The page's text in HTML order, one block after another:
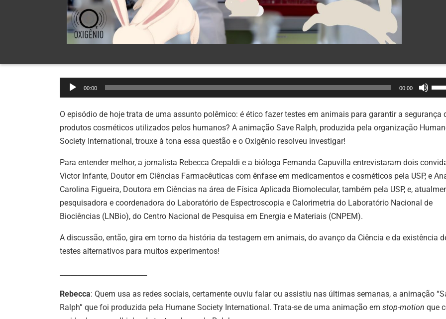
Tocador
de
áudio
00:00 00:00
Use
as
O episódio de hoje trata de uma assunto polêmico: é ético fazer testes em animais para garantir a segurança
produtos cosméticos utilizados pelos humanos? A animação Save Ralph, produzida pela organização
Society International, trouxe à tona essa questão e o Oxigênio resolveu investigar!
Para entender melhor, a jornalista Rebecca Crepaldi e a bióloga Fernanda Capuvilla entrevistaram dois
Victor Infante, Doutor em Ciências Farmacêuticas com ênfase em medicamentos e cosméticos pela USP, e
Carolina Figueira, Doutora em Ciências na área de Física Aplicada Biomolecular, também pela USP, e,
pesquisadora e coordenadora do Laboratório de Espectroscopia e Calorimetria do Laboratório Nacional de
Biociências (LNBio), do Centro Nacional de Pesquisa em Energia e Materiais (CNPEM).
A discussão, então, gira em torno da história da testagem em animais, do avanço da Ciência e da existência
testes alternativos para muitos experimentos!
Rebecca: Quem usa as redes sociais, certamente ouviu falar ou assistiu nas últimas semanas, a animação
Ralph” que foi produzida pela Humane Society International. Trata-se de uma animação em stop-motion que